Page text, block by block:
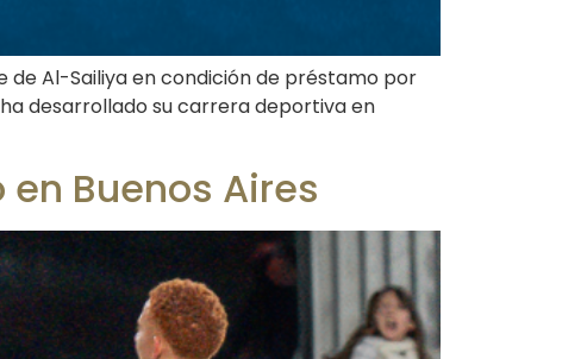
de Al-Sailiya en condición de préstamo por
desarrollado su carrera deportiva en
Buenos Aires